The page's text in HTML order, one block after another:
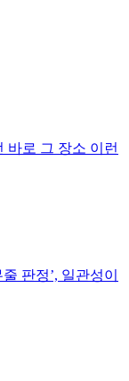
바로 그 장소 이런
판정’, 일관성이